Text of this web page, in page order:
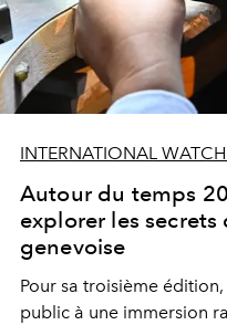
INTERNATIONAL
Autour du temps
explorer les secrets
genevoise
Pour sa troisième édition,
public à une immersion